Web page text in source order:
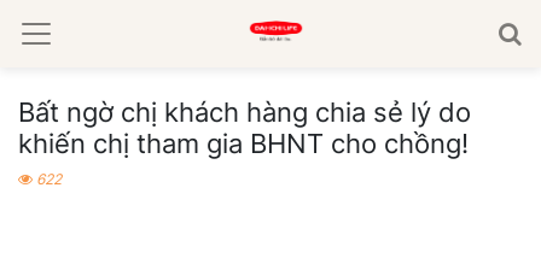
Bất ngờ chị khách hàng chia sẻ lý do
khiến chị tham gia BHNT cho chồng!
622